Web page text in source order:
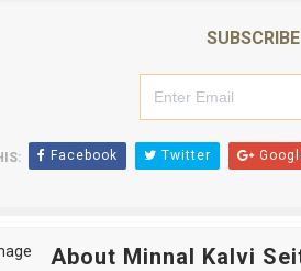
Facebook Twitter
About Minnal Kalvi